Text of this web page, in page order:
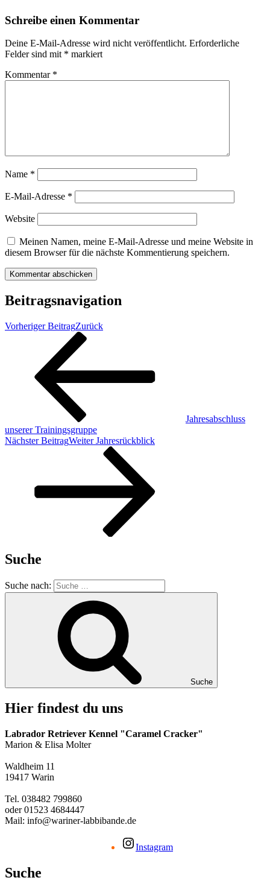
Schreibe einen Kommentar
Deine E-Mail-Adresse wird nicht veröffentlicht. Erforderliche
Felder sind mit * markiert
Kommentar *
Name *
E-Mail-Adresse *
Website
Meinen Namen, meine E-Mail-Adresse und meine Website in
diesem Browser für die nächste Kommentierung speichern.
Beitragsnavigation
Vorheriger BeitragZurück
Jahresabschluss
unserer Trainingsgruppe
Nächster BeitragWeiter Jahresrückblick
Suche
Suche nach:
Suche
Hier findest du uns
Labrador Retriever Kennel "Caramel Cracker"
Marion & Elisa Molter
Waldheim 11
19417 Warin
Tel. 038482 799860
oder 01523 4684447
Mail: info@wariner-labbibande.de
Instagram
Suche